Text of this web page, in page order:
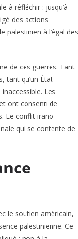
à réfléchir : jusqu’à
des actions
palestinien à l’égal des
de ces guerres. Tant
tant qu’un État
Les
ont consenti de
Le conflit irano-
qui se contente de
le soutien américain,
palestinienne. Ce